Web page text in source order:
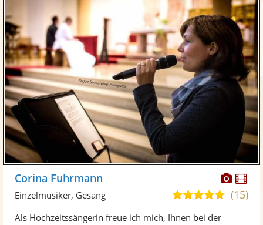
Corina Fuhrmann
5,0(15)
Einzelmusiker, Gesang
Als Hochzeitssängerin freue ich mich, Ihnen bei der